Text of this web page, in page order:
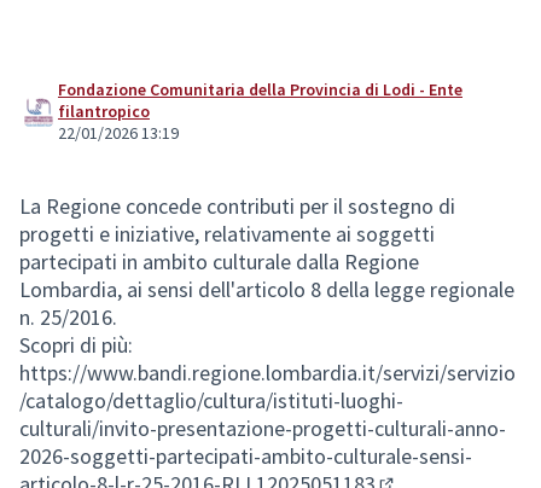
Fondazione Comunitaria della Provincia di Lodi - Ente
filantropico
22/01/2026 13:19
La Regione concede contributi per il sostegno di
progetti e iniziative, relativamente ai soggetti
partecipati in ambito culturale dalla Regione
Lombardia, ai sensi dell'articolo 8 della legge regionale
n. 25/2016.
Scopri di più:
https://www.bandi.regione.lombardia.it/servizi/servizio
/catalogo/dettaglio/cultura/istituti-luoghi-
culturali/invito-presentazione-progetti-culturali-anno-
2026-soggetti-partecipati-ambito-culturale-sensi-